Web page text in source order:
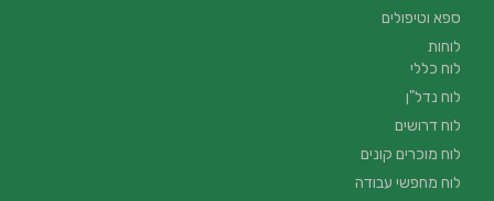
ספא וטיפולים
לוחות
לוח כללי
לוח נדל"ן
לוח דרושים
לוח מוכרים קונים
לוח מחפשי עבודה